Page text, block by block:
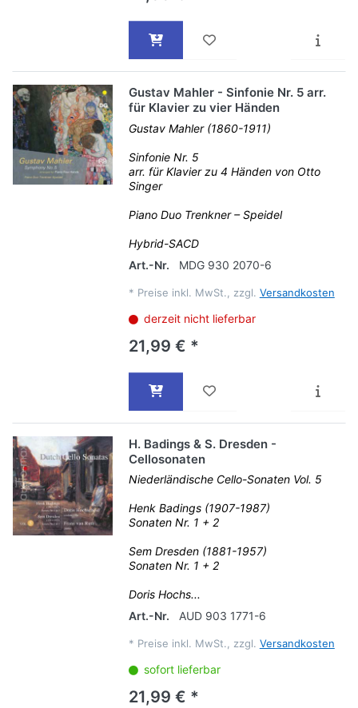
Gustav Mahler - Sinfonie Nr. 5 arr.
für Klavier zu vier Händen
Gustav Mahler (1860-1911)
Sinfonie Nr. 5
arr. für Klavier zu 4 Händen von Otto
Singer
Piano Duo Trenkner – Speidel
Hybrid-SACD
Art.-Nr.
MDG 930 2070-6
* Preise inkl. MwSt., zzgl. Versandkosten
derzeit nicht lieferbar
21,99 € *
H. Badings & S. Dresden -
Cellosonaten
Niederländische Cello-Sonaten Vol. 5
Henk Badings (1907-1987)
Sonaten Nr. 1 + 2
Sem Dresden (1881-1957)
Sonaten Nr. 1 + 2
Doris Hochs...
Art.-Nr.
AUD 903 1771-6
* Preise inkl. MwSt., zzgl. Versandkosten
sofort lieferbar
21,99 € *